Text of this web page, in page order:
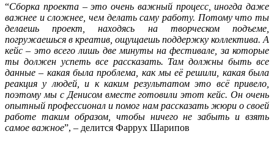
“Сборка проекта – это очень важный процесс, иногда даже
важнее и сложнее, чем делать саму работу. Потому что ты
делаешь проект, находясь на творческом подъеме,
погружаешься в креатив, ощущаешь поддержку коллектива. А
кейс – это всего лишь две минуты на фестивале, за которые
ты должен успеть все рассказать. Там должны быть все
данные – какая была проблема, как мы её решили, какая была
реакция у людей, и к каким результатом это всё привело,
поэтому мы с Денисом вместе готовили этот кейс. Он очень
опытный профессионал и помог нам рассказать жюри о своей
работе таким образом, чтобы ничего не забыть и взять
самое важное”, – делится Фаррух Шарипов